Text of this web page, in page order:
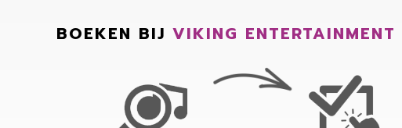
BOEKEN BIJ VIKING ENTERTAINMENT